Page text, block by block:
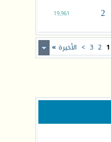
2
19,961
1
2
3
> الأخيرة »